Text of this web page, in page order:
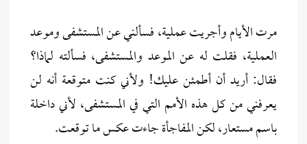
مرت الأيام وأجريت عملية، فسألني عن المستشفى وموعد
العملية، فقلت له عن الموعد والمستشفى، فسألته لماذا؟
فقال: أريد أن أطمئن عليك! ولأني كنت متوقعة أنه لن
يعرفني من كل هذه الأمم التي في المستشفى، لأني داخلة
باسم مستعار، لكن المفاجأة جاءت عكس ما توقعت.